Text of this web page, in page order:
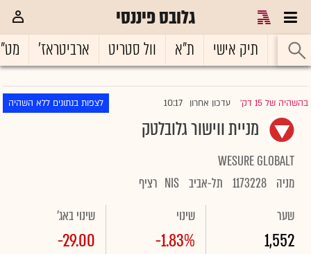
גלובס פיננסי
ראשי תיק אישי ת"א וול סטריט ארביטראז'
בהשהיה של 15 דק' |עדכון אחרון 10:17 לצפות בנתונים ללא השהיה
מניית ווישור גלובלטק
WESURE GLOBALT
מניה 1173228 תל-אביב NIS רציף
שער
1,552
שינוי
-1.83%
שינוי באג'
-29.00